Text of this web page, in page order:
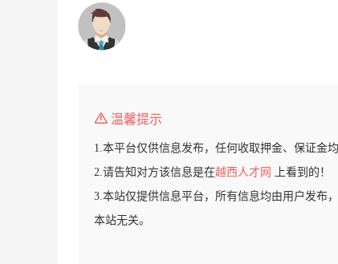
温馨提示
1.本平台仅供信息发布，任何收取押金、保证金
2.请告知对方该信息是在越西人才网
上看到的！
3.本站仅提供信息平台，所有信息均由用户发布
本站无关。